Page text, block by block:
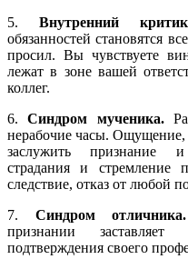
5. Внутренний
обязанностей становятся
просил. Вы чувствуете
лежат в зоне вашей
коллег.
6.Синдром мученика.
нерабочие часы. Ощущение,
заслужить признание
страдания и стремление
следствие, отказ от любой
7. Синдром отличника.
признании заставляет
подтверждения своего